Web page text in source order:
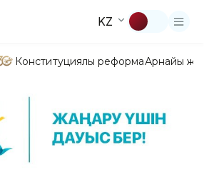
KZ
Конституциялық реформаАрнайы